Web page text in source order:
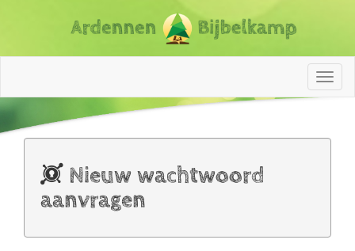
ABK
Nieuw wachtwoord
aanvragen